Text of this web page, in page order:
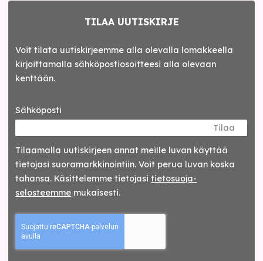
TILAA UUTISKIRJE
Voit tilata uutiskirjeemme alla olevalla lomakkeella
kirjoittamalla sähköpostiosoitteesi alla olevaan
kenttään.
Sähköposti
Tilaa
Tilaamalla uutis­kirjeen annat meille luvan käyttää
tietojasi suora­markkinointiin. Voit perua luvan koska
tahansa. Käsittelemme tietojasitieto­suoja­
selosteemme mukaisesti.